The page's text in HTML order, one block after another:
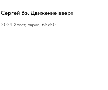
Сергей Вэ. Движение вверх
2024 Холст, акрил. 65х50